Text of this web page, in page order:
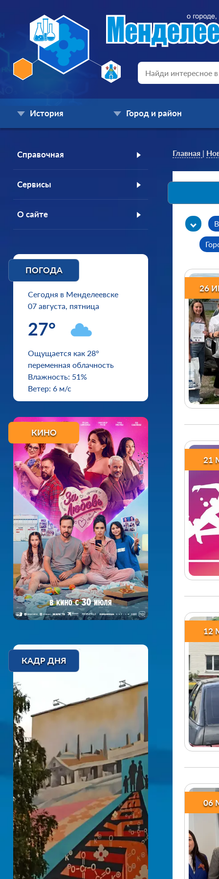
История Город и район
Справочная
Сервисы
О сайте
ПОГОДА
Сегодня в Менделеевске
07 августа, пятница
27°
Ощущается как 28°
переменная облачность
Влажность: 51%
Ветер: 6 м/с
КИНО
КАДР ДНЯ
Главная |
26
21
12
06